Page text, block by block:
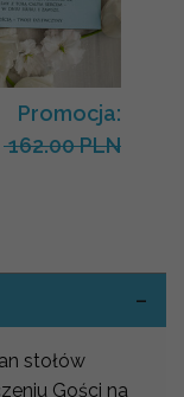
Promocja:
162.00 PLN
stołów
Gości na